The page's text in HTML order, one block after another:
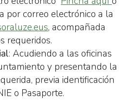
por correo electrónico a la
, acompañada
requeridos.
: Acudiendo a las oficinas
y presentando la
previa identificación
o Pasaporte.